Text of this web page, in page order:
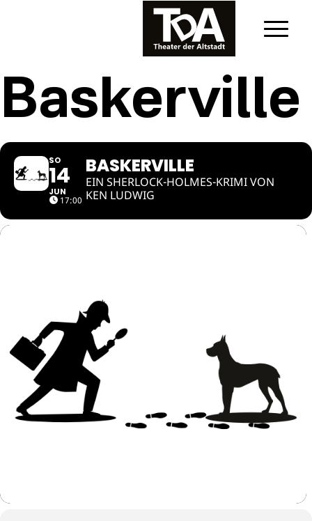
Baskerville
SO
14
JUN
17:00
BASKERVILLE
EIN SHERLOCK-HOLMES-KRIMI VON
KEN LUDWIG